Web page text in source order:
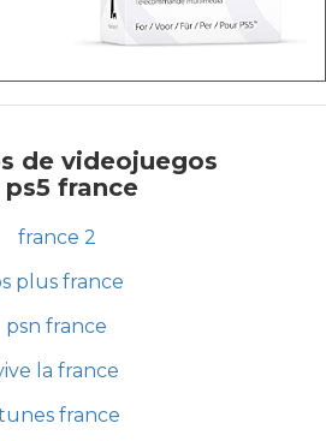
de videojuegos
france
france 2
plus france
psn france
la france
france